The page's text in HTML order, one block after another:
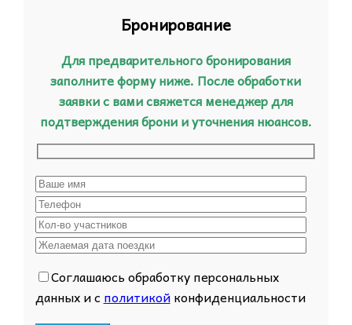
Бронирование
Для предварительного бронирования
заполните форму ниже. После обработки
заявки с вами свяжется менеджер для
подтверждения брони и уточнения нюансов.
Соглашаюсь обработку персональных
данных и с политикойконфиденциальности